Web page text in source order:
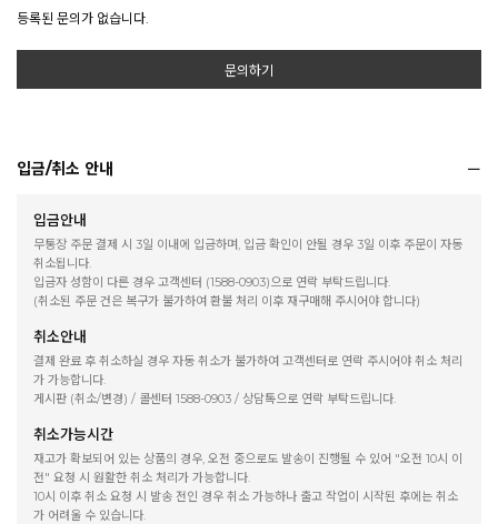
등록된 문의가 없습니다.
문의하기
입금/취소 안내
입금안내
무통장 주문 결제 시 3일 이내에 입금하며, 입금 확인이 안될 경우 3일 이후 주문이 자동
취소됩니다.
입금자 성함이 다른 경우 고객센터 (1588-0903)으로 연락 부탁드립니다.
(취소된 주문 건은 복구가 불가하여 환불 처리 이후 재구매해 주시어야 합니다)
취소안내
결제 완료 후 취소하실 경우 자동 취소가 불가하여 고객센터로 연락 주시어야 취소 처리
가 가능합니다.
게시판 (취소/변경) / 콜센터 1588-0903 / 상담톡으로 연락 부탁드립니다.
취소가능시간
재고가 확보되어 있는 상품의 경우, 오전 중으로도 발송이 진행될 수 있어 "오전 10시 이
전" 요청 시 원활한 취소 처리가 가능합니다.
10시 이후 취소 요청 시 발송 전인 경우 취소 가능하나 출고 작업이 시작된 후에는 취소
가 어려울 수 있습니다.